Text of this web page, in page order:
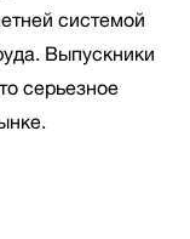
системой
Выпускники
серьезное